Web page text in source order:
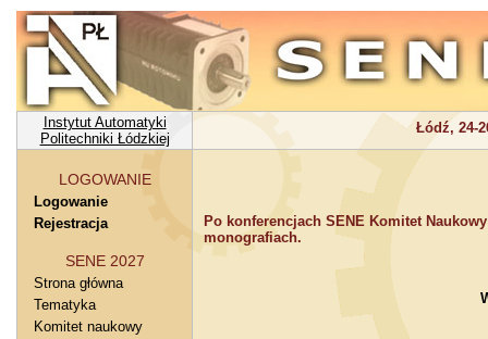
Instytut Automatyki
Politechniki Łódzkiej
Łódź, 24-
LOGOWANIE
Logowanie
Rejestracja
SENE 2027
Strona główna
Tematyka
Komitet naukowy
Po konferencjach SENE Komitet
monografiach.